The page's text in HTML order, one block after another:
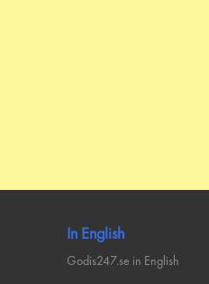
In English
Godis247.se in English